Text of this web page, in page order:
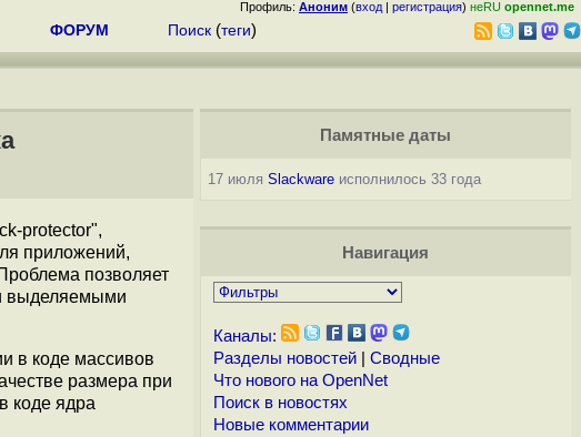
Профиль: Аноним (вход | регистрация) неRU opennet.me
ФОРУМ Поиск (теги)
protector",
приложений,
позволяет
выделяемыми
в коде массивов
размера при
коде ядра
Памятные даты
17 июля Slackwareисполнилось 33 года
Навигация
Каналы:
Разделы новостей| Сводные
Что нового на OpenNet
Поиск в новостях
Новые комментарии